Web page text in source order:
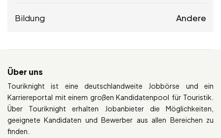
Bildung Andere
Über uns
Touriknight ist eine deutschlandweite Jobbörse und ein
Karriereportal mit einem großen Kandidatenpool für Touristik.
Über Touriknight erhalten Jobanbieter die Möglichkeiten,
geeignete Kandidaten und Bewerber aus allen Bereichen zu
finden.